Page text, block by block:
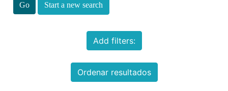
Start a new search
Add filters:
Ordenar resultados